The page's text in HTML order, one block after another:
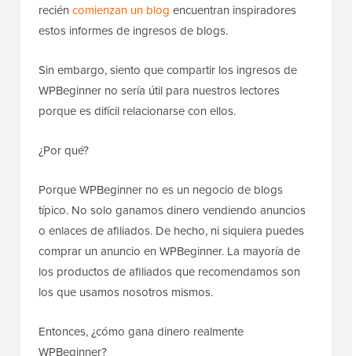
recién comienzan un blog encuentran inspiradores
estos informes de ingresos de blogs.
Sin embargo, siento que compartir los ingresos de
WPBeginner no sería útil para nuestros lectores
porque es difícil relacionarse con ellos.
¿Por qué?
Porque WPBeginner no es un negocio de blogs
típico. No solo ganamos dinero vendiendo anuncios
o enlaces de afiliados. De hecho, ni siquiera puedes
comprar un anuncio en WPBeginner. La mayoría de
los productos de afiliados que recomendamos son
los que usamos nosotros mismos.
Entonces, ¿cómo gana dinero realmente
WPBeginner?